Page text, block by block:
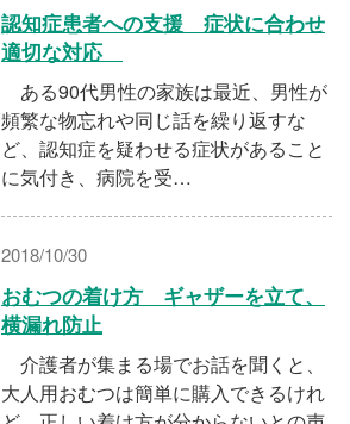
認知症患者への支援 症状に合わせ
適切な対応
ある90代男性の家族は最近、男性が
頻繁な物忘れや同じ話を繰り返すな
ど、認知症を疑わせる症状があること
に気付き、病院を受…
2018/10/30
おむつの着け方 ギャザーを立て、
横漏れ防止
介護者が集まる場でお話を聞くと、
大人用おむつは簡単に購入できるけれ